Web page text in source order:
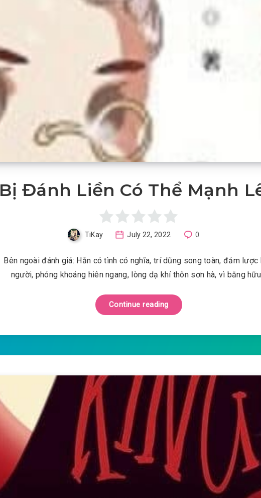
Bị Đánh Liền Có Thể Mạnh
TiKay July 22, 2022 0
Bên ngoài đánh giá: Hắn có tình có nghĩa, trí dũng song toàn, đảm lược
người, phóng khoáng hiên ngang, lòng dạ khí thôn sơn hà, vì bằng
Continue reading